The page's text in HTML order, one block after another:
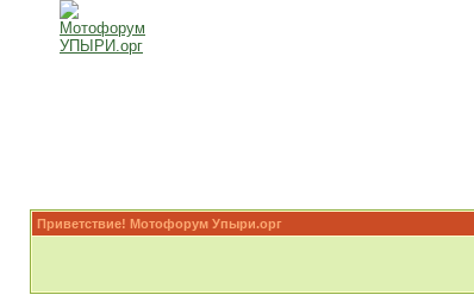
Приветствие! Мотофорум Упыри.орг